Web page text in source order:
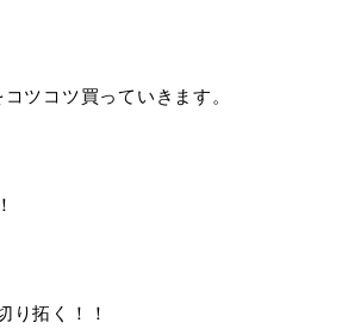
ツコツ買っていきます。
り拓く！！